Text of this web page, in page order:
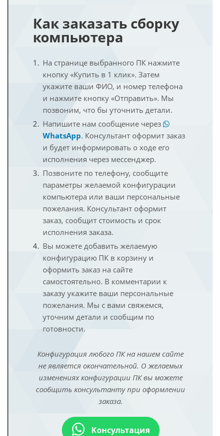
Как заказать сборку
компьютера
На странице выбранного ПК нажмите
кнопку «Купить в 1 клик». Затем
укажите ваши ФИО, и номер телефона
и нажмите кнопку «Отправить». Мы
позвоним, что бы уточнить детали.
Напишите нам сообщение через
WhatsApp. Консультант оформит заказ
и будет информировать о ходе его
исполнения через мессенджер.
Позвоните по телефону, сообщите
параметры желаемой конфигурации
компьютера или ваши персональные
пожелания. Консультант оформит
заказ, сообщит стоимость и срок
исполнения заказа.
Вы можете добавить желаемую
конфигурацию ПК в корзину и
оформить заказ на сайте
самостоятельно. В комментарии к
заказу укажите ваши персональные
пожелания. Мы с вами свяжемся,
уточним детали и сообщим по
готовности.
Конфигурация любого ПК на нашем сайте
не является окончательной. О желаемых
изменениях конфигурации ПК вы можете
сообщить консультанту при оформлении
заказа.
Консультация